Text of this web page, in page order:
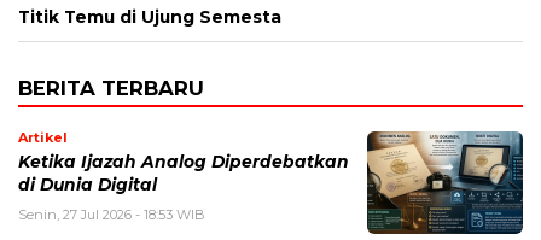
Titik Temu di Ujung Semesta
BERITA TERBARU
Artikel
Ketika Ijazah Analog Diperdebatkan
di Dunia Digital
Senin, 27 Jul 2026 - 18:53 WIB